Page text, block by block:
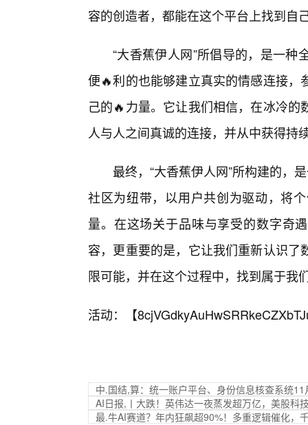
容的创造者，都能在这个平台上找到自
“大香蕉伊人网”所倡导的，是一
便🔥利的也能够建立真实的情感连接
己的🔥力量。它让我们相信，在冰冷
人与人之间真诚的连接，并从中获得持
最终，“大香蕉伊人网”所构建的，
社区为纽带，以用户共创为驱动，将
量。在这场关于品味与享受的数字奇
容，更重要的是，它让我们重新认识
限可能，并在这个过程中，找到属于我
活动：【
中.国结,算：统一账户平台、身份信息核查系统
AI日报,丨大跌！英伟达一夜蒸发超万亿，美股科
最.牛AI赛道？年内狂飙超90%！多重逻辑催化，